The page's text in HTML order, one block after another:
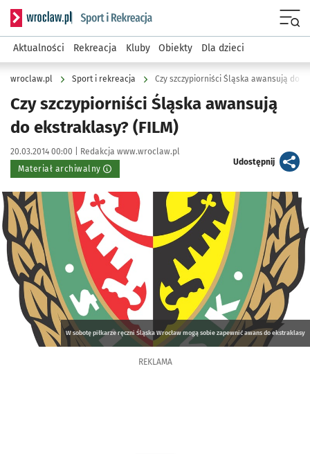
Serwis informacyjny wroclaw.pl podserwis: Sport i rekreacja
Aktualności Rekreacja Kluby Obiekty Dla dzieci
wroclaw.pl Sport i rekreacja Czy szczypiorniści Śląska awansują do
Czy szczypiorniści Śląska awansują
do ekstraklasy? (FILM)
Data publikacji:
20.03.2014 00:00 | Autor:
Redakcja www.wroclaw.pl
Materiał archiwalny
Udostępnijartykuł
Kliknij, aby powiększyć
W sobotę piłkarze ręczni Śląska Wrocław mogą sobie zapewnić awans do ekstraklasy
REKLAMA